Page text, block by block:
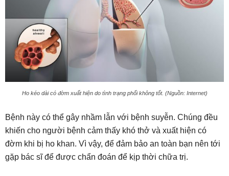
Ho kéo dài có đờm xuất hiện do tình trạng phổi không tốt. (Nguồn: Internet)
Bệnh này có thể gây nhầm lẫn với bệnh suyễn. Chúng đều
khiến cho người bệnh cảm thấy khó thở và xuất hiện có
đờm khi bị ho khan. Vì vậy, để đảm bảo an toàn bạn nên tới
gặp bác sĩ để được chẩn đoán để kịp thời chữa trị.